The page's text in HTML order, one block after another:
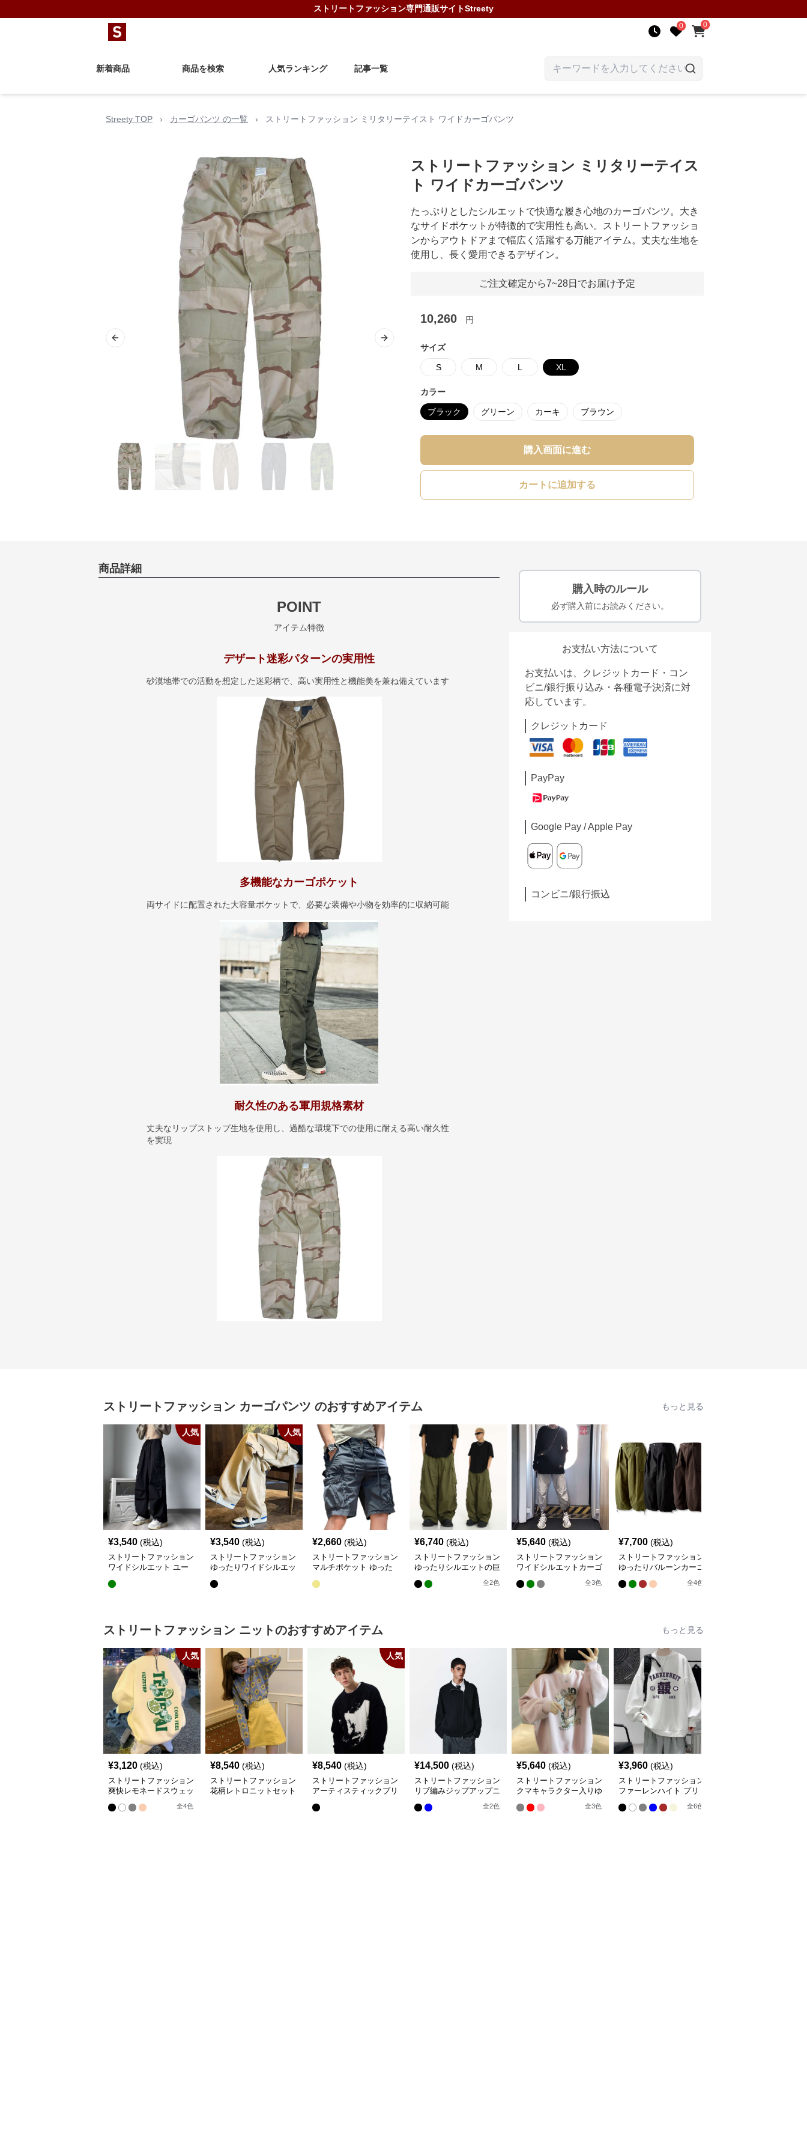
ストリートファッション専門通販サイトStreety
0 0
新着商品 商品を検索 人気ランキング 記事一覧
Streety TOP › カーゴパンツ の一覧 › ストリートファッション ミリタリーテイスト ワイドカーゴパンツ
Previous slide Next slide
ストリートファッション ミリタリーテイス
ト ワイドカーゴパンツ
たっぷりとしたシルエットで快適な履き心地のカーゴパンツ。大き
なサイドポケットが特徴的で実用性も高い。ストリートファッショ
ンからアウトドアまで幅広く活躍する万能アイテム。丈夫な生地を
使用し、長く愛用できるデザイン。
ご注文確定から7~28日でお届け予定
10,260 円
サイズ
S M L XL
カラー
ブラック グリーン カーキ ブラウン
購入画面に進む
カートに追加する
商品詳細
POINT
アイテム特徴
デザート迷彩パターンの実用性
砂漠地帯での活動を想定した迷彩柄で、高い実用性と機能美を兼ね備えています
多機能なカーゴポケット
両サイドに配置された大容量ポケットで、必要な装備や小物を効率的に収納可能
耐久性のある軍用規格素材
丈夫なリップストップ生地を使用し、過酷な環境下での使用に耐える高い耐久性
を実現
購入時のルール
必ず購入前にお読みください。
お支払い方法について
お支払いは、クレジットカード・コン
ビニ/銀行振り込み・各種電子決済に対
応しています。
クレジットカード
PayPay
Google Pay / Apple Pay
コンビニ/銀行振込
ストリートファッション カーゴパンツ のおすすめアイテム もっと見る
人気
¥3,540 (税込)
ストリートファッション
ワイドシルエット ユー
ツ
人気
¥3,540 (税込)
ストリートファッション
ゆったりワイドシルエッ
¥2,660 (税込)
ストリートファッション
マルチポケット ゆった
¥6,740 (税込)
ストリートファッション
ゆったりシルエットの巨
全2色
¥5,640 (税込)
ストリートファッション
ワイドシルエットカーゴ
全3色
¥7,700 (税込)
ストリートファッション
ゆったりバルーンカーゴ
全4色
ストリートファッション ニットのおすすめアイテム もっと見る
人気
¥3,120 (税込)
ストリートファッション
爽快レモネードスウェッ
全4色
¥8,540 (税込)
ストリートファッション
花柄レトロニットセット
人気
¥8,540 (税込)
ストリートファッション
アーティスティックプリ
ニット
¥14,500 (税込)
ストリートファッション
リブ編みジップアップニ
全2色
¥5,640 (税込)
ストリートファッション
クマキャラクター入りゆ
全3色
¥3,960 (税込)
ストリートファッション
ファーレンハイト プリ
ント オーバーサイズス
ウェット
全6色